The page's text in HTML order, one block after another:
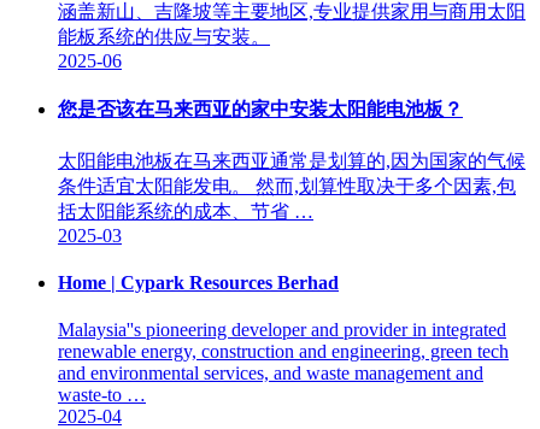
涵盖新山、吉隆坡等主要地区,专业提供家用与商用太阳
能板系统的供应与安装。
2025-06
您是否该在马来西亚的家中安装太阳能电池板？
太阳能电池板在马来西亚通常是划算的,因为国家的气候
条件适宜太阳能发电。 然而,划算性取决于多个因素,包
括太阳能系统的成本、节省 …
2025-03
Home | Cypark Resources Berhad
Malaysia''s pioneering developer and provider in integrated
renewable energy, construction and engineering, green tech
and environmental services, and waste management and
waste-to …
2025-04